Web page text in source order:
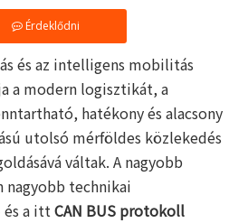
Érdeklődni
és az intelligens mobilitás
a modern logisztikát, a
hatékony és alacsony
utolsó mérföldes közlekedés
váltak. A nagyobb
nagyobb technikai
és a ittCAN BUS protokoll